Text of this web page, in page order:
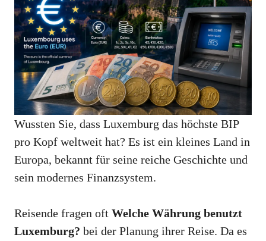
Wussten Sie, dass Luxemburg das höchste BIP
pro Kopf weltweit hat? Es ist ein kleines Land in
Europa, bekannt für seine reiche Geschichte und
sein modernes Finanzsystem.
Reisende fragen oft Welche Währung benutzt
Luxemburg? bei der Planung ihrer Reise. Da es